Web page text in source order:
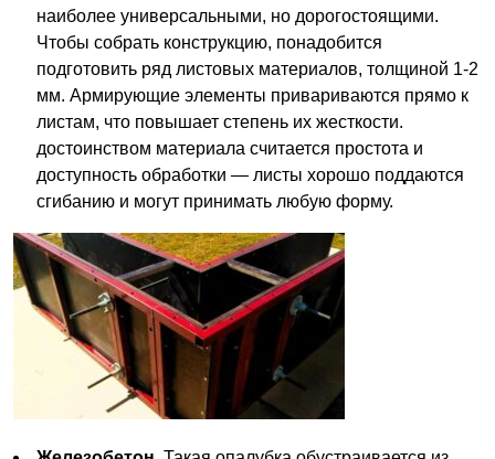
наиболее универсальными, но дорогостоящими.
Чтобы собрать конструкцию, понадобится
подготовить ряд листовых материалов, толщиной 1-2
мм. Армирующие элементы привариваются прямо к
листам, что повышает степень их жесткости.
достоинством материала считается простота и
доступность обработки — листы хорошо поддаются
сгибанию и могут принимать любую форму.